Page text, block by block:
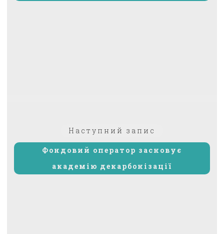
Наступний запис
Фондовий оператор засновує
академію декарбонізації